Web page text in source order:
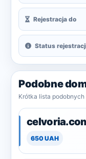
Rejestracja do
Status
Podobne
Krótka lista
650 UAH